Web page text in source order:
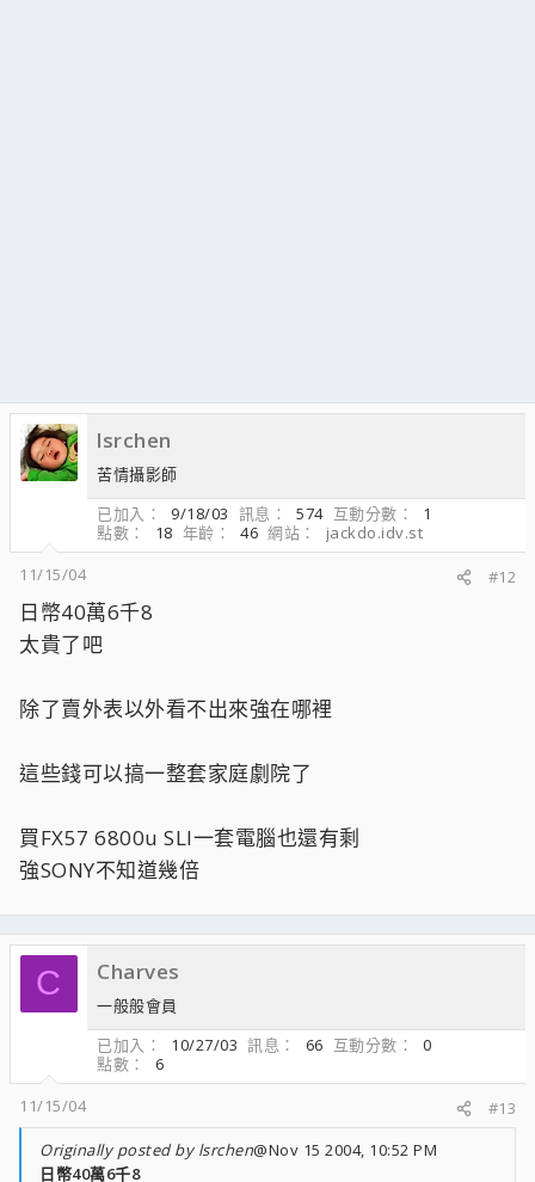
lsrchen
苦情攝影師
已加入
9/18/03 訊息 574 互動分數
1
點數
18 年齡 46 網站
jackdo.idv.st
11/15/04
#12
日幣40萬6千8
太貴了吧
除了賣外表以外看不出來強在哪裡
這些錢可以搞一整套家庭劇院了
買FX57 6800u SLI一套電腦也還有剩
強SONY不知道幾倍
C Charves
一般般會員
已加入
10/27/03 訊息 66 互動分數
0
點數
6
11/15/04
#13
Originally posted by lsrchen@Nov 15 2004, 10:52 PM
日幣40萬6千8